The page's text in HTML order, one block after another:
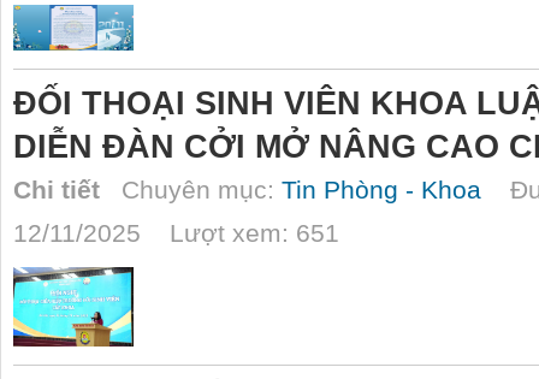
ĐỐI THOẠI SINH VIÊN KHOA
DIỄN ĐÀN CỞI MỞ NÂNG CAO
Chi tiết Chuyên mục: Tin Phòng - Khoa
12/11/2025 Lượt xem: 651